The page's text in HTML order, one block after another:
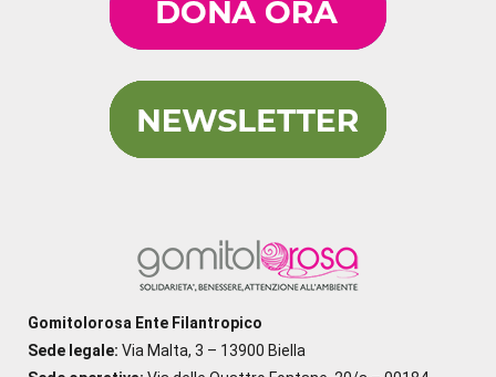
Gomitolorosa Ente Filantropico
Sede legale: Via Malta, 3 – 13900 Biella